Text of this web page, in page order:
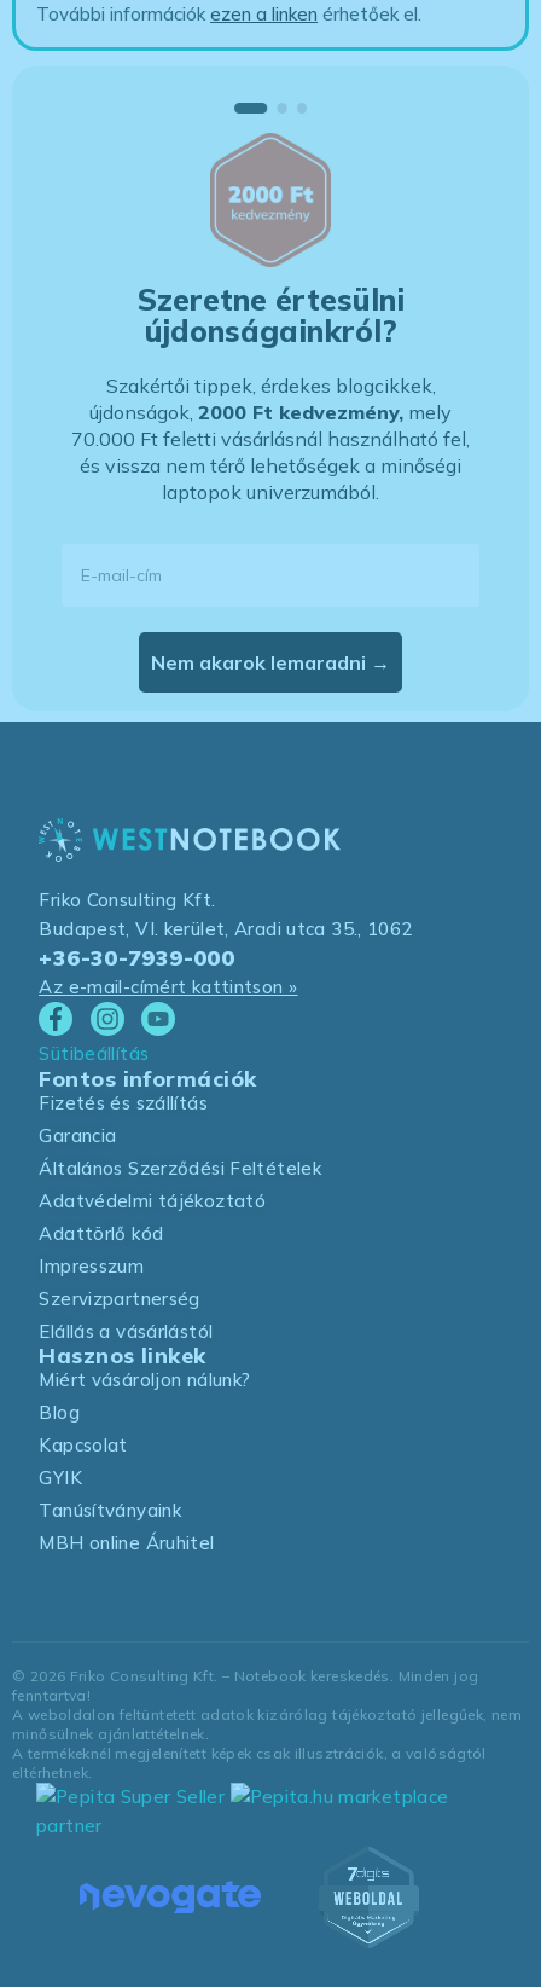
További információkezen a linken érhetőek el.
Szeretne értesülni
újdonságainkról?
Szakértői tippek, érdekes blogcikkek,
újdonságok, 2000 Ft kedvezmény, mely
70.000 Ft feletti vásárlásnál használható fel,
és vissza nem térő lehetőségek a minőségi
laptopok univerzumából.
Nem akarok lemaradni →
Friko Consulting Kft.
Budapest, VI. kerület, Aradi utca 35., 1062
+36-30-7939-000
Az e-mail-címért kattintson »
Sütibeállítás
Fontos információk
Fizetés és szállítás
Garancia
Általános Szerződési Feltételek
Adatvédelmi tájékoztató
Adattörlő kód
Impresszum
Szervizpartnerség
Elállás a vásárlástól
Hasznos linkek
Miért vásároljon nálunk?
Blog
Kapcsolat
GYIK
Tanúsítványaink
MBH online Áruhitel
© 2026 Friko Consulting Kft. – Notebook kereskedés. Minden jog
fenntartva!
A weboldalon feltüntetett adatok kizárólag tájékoztató jellegűek, nem
minősülnek ajánlattételnek.
A termékeknél megjelenített képek csak illusztrációk, a valóságtól
eltérhetnek.
marketplace
partner